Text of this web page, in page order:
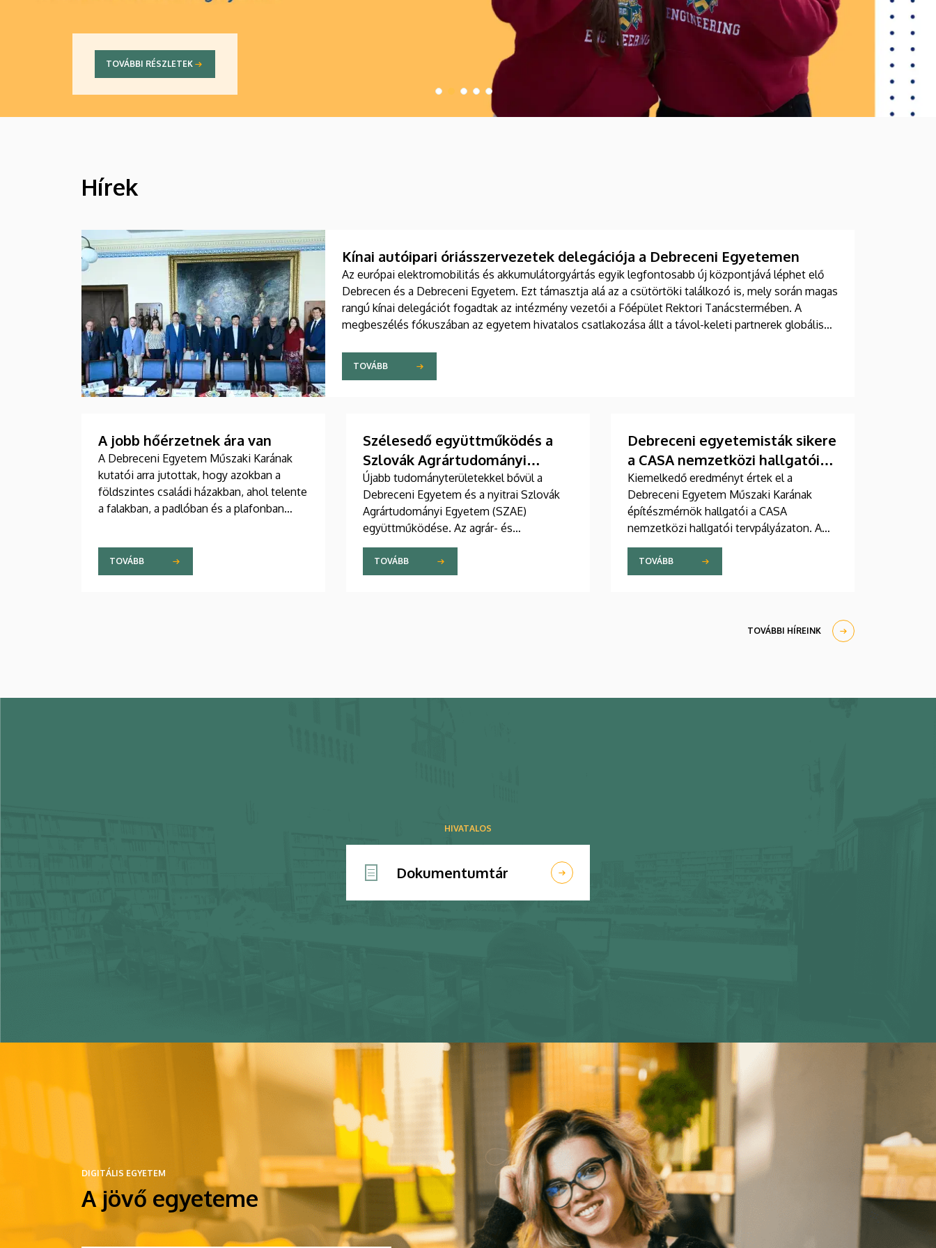
TOVÁBBI RÉSZLETEK
HÍREK
Hírek
Kínai autóipari óriásszervezetek delegációja a Debreceni Egyetemen
Az európai elektromobilitás és akkumulátorgyártás egyik legfontosabb új központjává léphet elő
Debrecen és a Debreceni Egyetem. Ezt támasztja alá az a csütörtöki találkozó is, mely során magas
rangú kínai delegációt fogadtak az intézmény vezetői a Főépület Rektori Tanácstermében. A
megbeszélés fókuszában az egyetem hivatalos csatlakozása állt a távol-keleti partnerek globális
TOVÁBB
A jobb hőérzetnek ára van
A Debreceni Egyetem Műszaki Karának
kutatói arra jutottak, hogy azokban a
földszintes családi házakban, ahol telente
a falakban, a padlóban és a plafonban
eloszlás miatt jobb ugyan a hőérzet, mint
egy radiátoros épületben, ugyanakkor az
TOVÁBB
Szélesedő együttműködés a
Szlovák Agrártudományi
Egyetemmel
Újabb tudományterületekkel bővül a
Debreceni Egyetem és a nyitrai Szlovák
Agrártudományi Egyetem (SZAE)
együttműködése. Az agrár- és
élelmiszertudományok után műszaki és
gazdaságtudományi területeken is
szorosabbra fűzi viszonyát a két
TOVÁBB
Debreceni egyetemisták sikere
a CASA nemzetközi hallgatói
tervpályázaton
Kiemelkedő eredményt értek el a
Debreceni Egyetem Műszaki Karának
építészmérnök hallgatói a CASA
nemzetközi hallgatói tervpályázaton. A
rangos megmérettetésen a nemzetközi
zsűri által kiválasztott tíz legjobb
pályamunka közül három a debreceni
TOVÁBB
TOVÁBBI HÍREINK
HIVATALOS
Dokumentumtár
DIGITÁLIS EGYETEM
A jövő egyeteme